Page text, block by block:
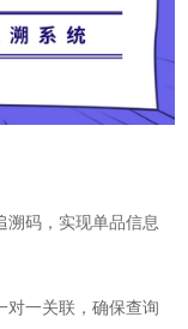
码，实现单品信息
一关联，确保查询